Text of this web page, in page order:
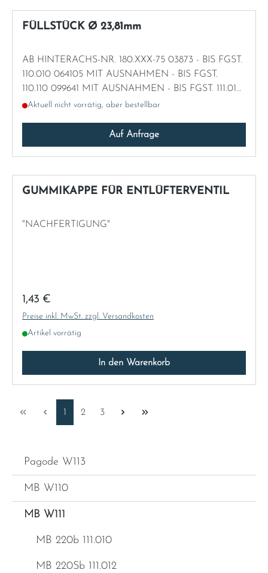
Pagode W113
MB W110
MB W111
MB 220b 111.010
MB 220Sb 111.012
FÜLLSTÜCK Ø 23,81mm
AB HINTERACHS-NR. 180.XXX-75 03873 - BIS FGST.
110.010 064105 MIT AUSNAHMEN - BIS FGST.
110.110 099641 MIT AUSNAHMEN - BIS FGST. 111.010
048976 MIT AUSNAHMEN - BIS FGST. 111.014
Aktuell nicht vorrätig, aber bestellbar
Auf Anfrage
GUMMIKAPPE FÜR ENTLÜFTERVENTIL
"NACHFERTIGUNG"
Regulärer Preis:
1,43 €
Preise inkl. MwSt. zzgl. Versandkosten
Artikel vorrätig
In den Warenkorb
Seite
1 Seite
2 Seite
3